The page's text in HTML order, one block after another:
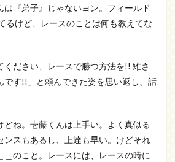
は『弟子』じゃないヨン。フィールド
るけど、レースのことは何も教えてな
ください、レースで勝つ方法を!! 雉さ
です!!」と頼んできた姿を思い返し、話
どね。壱藤くんは上手い。よく真似る
ンスもあるし、上達も早い。けどそれ
＿のこと。レースには、レースの時に